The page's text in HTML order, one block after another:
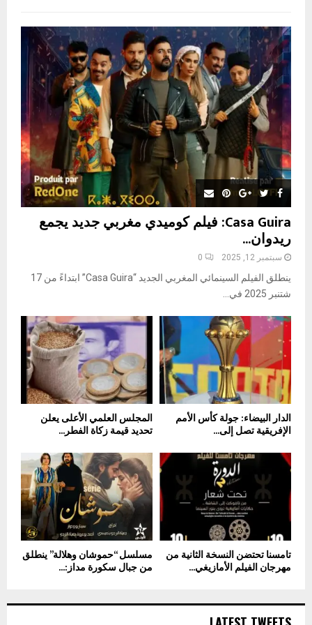
o
r
R
C
Casa Guira: فيلم كوميدي مغربي جديد يجمع
ريدوان...
سبتمبر 12, 2025 0
ينطلق الفيلم السينمائي المغربي الجديد “Casa Guira” ابتداءً من 17
شتنبر 2025 في...
المجلس العلمي الأعلى يعلن
تحديد قيمة زكاة الفطر...
الدار البيضاء: جولة كأس الأمم
الإفريقية تصل إلى...
مسلسل “حموشان وهلالة” ينطلق
من جبال سكورة مداز:...
تامسنا تحتضن النسخة الثانية من
مهرجان الفيلم الأمازيغي...